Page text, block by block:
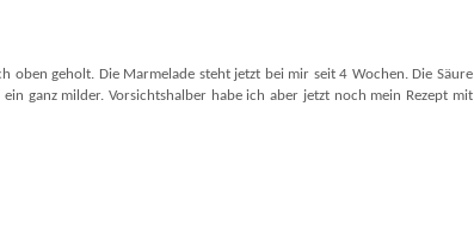
oben geholt. Die Marmelade steht jetzt bei mir seit 4 Wochen. Die Säure
ganz milder. Vorsichtshalber habe ich aber jetzt noch mein Rezept mit